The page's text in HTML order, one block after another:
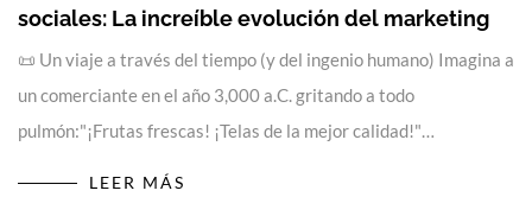
sociales: La increíble evolución del marketing
📜 Un viaje a través del tiempo (y del ingenio humano) Imagina a
un comerciante en el año 3,000 a.C. gritando a todo
pulmón:"¡Frutas frescas! ¡Telas de la mejor calidad!"…
LEER MÁS